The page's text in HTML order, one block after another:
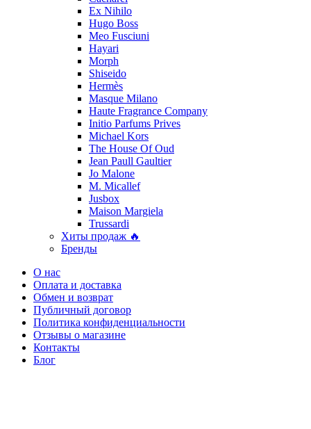
Ex Nihilo
Hugo Boss
Meo Fusciuni
Hayari
Morph
Shiseido
Hermès
Masque Milano
Haute Fragrance Company
Initio Parfums Prives
Michael Kors
The House Of Oud
Jean Paull Gaultier
Jo Malone
M. Micallef
Jusbox
Maison Margiela
Trussardi
Хиты продаж 🔥
Бренды
О нас
Оплата и доставка
Обмен и возврат
Публичный договор
Политика конфиденциальности
Отзывы о магазине
Контакты
Блог